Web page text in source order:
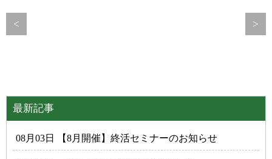
< >
最新記事
08月03日 【8月開催】終活セミナーのお知らせ